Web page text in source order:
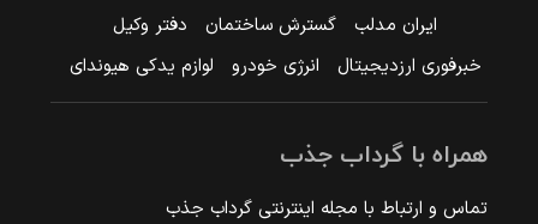
ایران مدلب
گسترش ساختمان
دفتر وکیل
خبرفوری ارزدیجیتال
انرژی خودرو لوازم یدکی هیوندای
همراه با گرداب جذب
تماس و ارتباط با مجله اینترنتی گرداب جذب